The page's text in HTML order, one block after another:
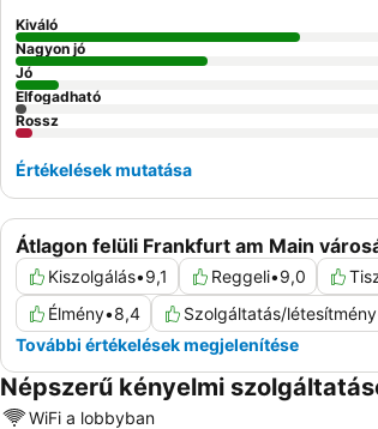
Átlagon felüli Frankfurt am Main
Kiszolgálás•9,1 Reggeli•9,0
Élmény•8,4 Szolgáltatás/létesítmény
További értékelések megjelenítése
Kiváló
Nagyon jó
Jó
Elfogadható
Rossz
Értékelések mutatása
Népszerű kényelmi
WiFi a lobbyban